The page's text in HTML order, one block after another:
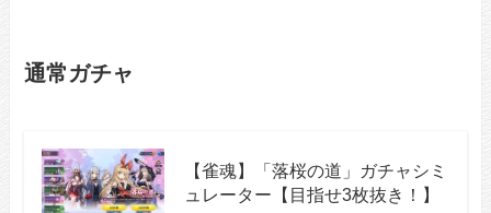
通常ガチャ
【雀魂】「落桜の道」ガチャシミ
ュレーター【目指せ3枚抜き！】